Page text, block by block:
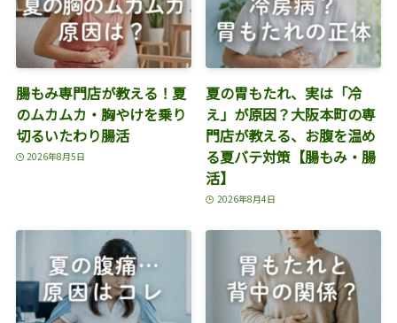
腸もみ専門店が教える！夏
のムカムカ・胸やけを乗り
切るいたわり腸活
2026年8月5日
夏の胃もたれ、実は「冷
え」が原因？大阪本町の専
門店が教える、お腹を温め
る夏バテ対策【腸もみ・腸
活】
2026年8月4日